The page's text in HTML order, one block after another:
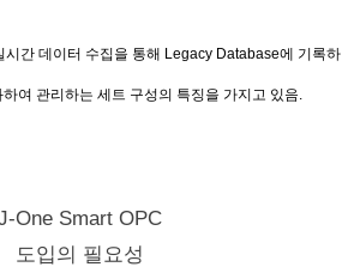
간 데이터 수집을 통해 Legacy Database에 기록하
여 관리하는 세트 구성의 특징을 가지고 있음.
One Smart OPC
도입의 필요성